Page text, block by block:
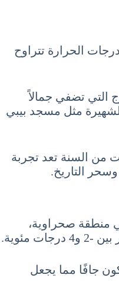
الحرارة تتراوح
التي تضفي جمالاً
الشهيرة مثل مسجد بيبي
من السنة تعد تجربة
التاريخ.
منطقة صحراوية،
مئوية.
جافًا مما يجعل